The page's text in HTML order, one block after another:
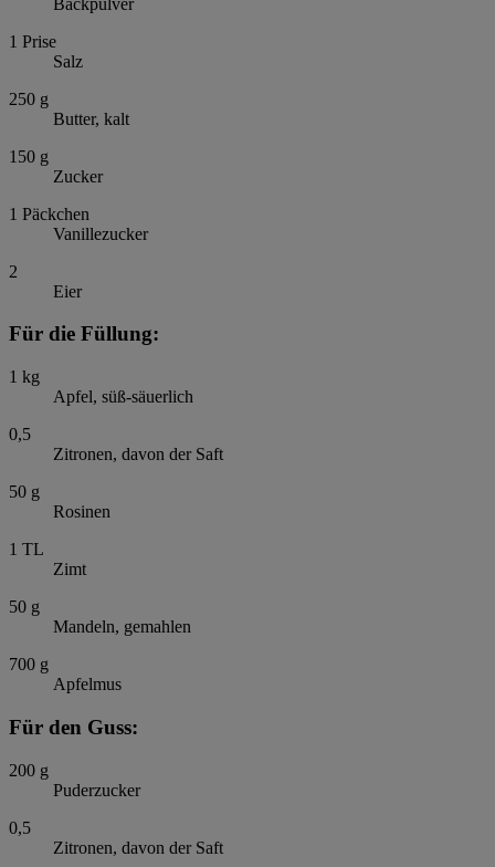
1 Prise
Salz
250 g
Butter, kalt
150 g
Zucker
1 Päckchen
Vanillezucker
2
Eier
Für die Füllung:
1 kg
Apfel, süß-säuerlich
0,5
Zitronen, davon der Saft
50 g
Rosinen
1 TL
Zimt
50 g
Mandeln, gemahlen
700 g
Apfelmus
Für den Guss:
200 g
Puderzucker
0,5
Zitronen, davon der Saft